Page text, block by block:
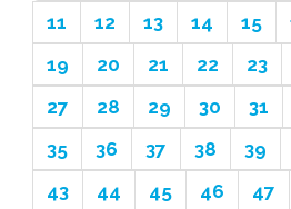
11
12 13 14 15
19
20 21 22 23
27
28 29 30 31
35
36 37 38 39
43
44 45 46 47